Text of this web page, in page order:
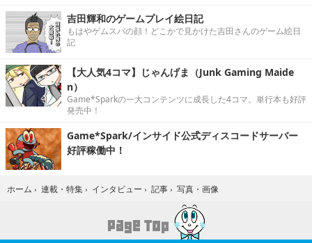
吉田輝和のゲームプレイ絵日記
もはやゲムスパの顔！どこかで見かけた吉田さんのゲーム絵日
記
【大人気4コマ】じゃんげま（Junk Gaming Maide
n）
Game*Sparkの一大コンテンツに成長した4コマ。単行本も好評
発売中！
Game*Spark/インサイド公式ディスコードサーバー
好評稼働中！
ホーム › 連載・特集 › インタビュー › 記事 › 写真・画像